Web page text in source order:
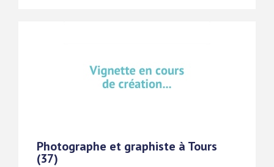
Photographe et graphiste à Tours
(37)